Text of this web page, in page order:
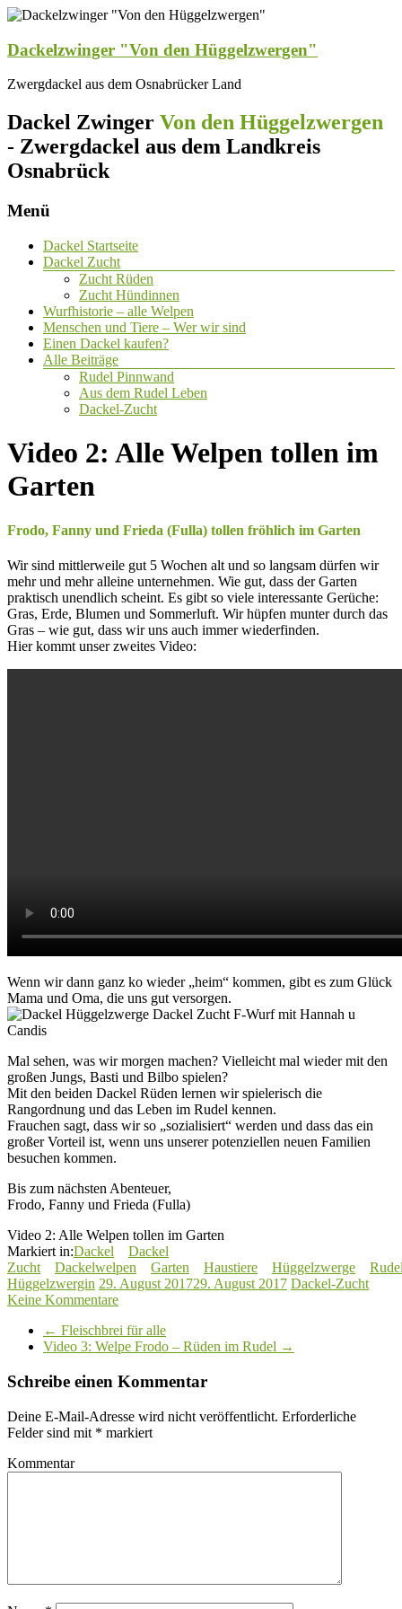
Dackelzwinger "Von den Hüggelzwergen"
Zwergdackel aus dem Osnabrücker Land
Dackel Zwinger Von den Hüggelzwergen
- Zwergdackel aus dem Landkreis
Osnabrück
Menü
Dackel Startseite
Dackel Zucht
Zucht Rüden
Zucht Hündinnen
Wurfhistorie – alle Welpen
Menschen und Tiere – Wer wir sind
Einen Dackel kaufen?
Alle Beiträge
Rudel Pinnwand
Aus dem Rudel Leben
Dackel-Zucht
Video 2: Alle Welpen tollen im
Garten
Frodo, Fanny und Frieda (Fulla) tollen fröhlich im Garten
Wir sind mittlerweile gut 5 Wochen alt und so langsam dürfen wir
mehr und mehr alleine unternehmen. Wie gut, dass der Garten
praktisch unendlich scheint. Es gibt so viele interessante Gerüche:
Gras, Erde, Blumen und Sommerluft. Wir hüpfen munter durch das
Gras – wie gut, dass wir uns auch immer wiederfinden.
Hier kommt unser zweites Video:
Wenn wir dann ganz ko wieder „heim“ kommen, gibt es zum Glück
Mama und Oma, die uns gut versorgen.
Mal sehen, was wir morgen machen? Vielleicht mal wieder mit den
großen Jungs, Basti und Bilbo spielen?
Mit den beiden Dackel Rüden lernen wir spielerisch die
Rangordnung und das Leben im Rudel kennen.
Frauchen sagt, dass wir so „sozialisiert“ werden und dass das ein
großer Vorteil ist, wenn uns unserer potenziellen neuen Familien
besuchen kommen.
Bis zum nächsten Abenteuer,
Frodo, Fanny und Frieda (Fulla)
Video 2: Alle Welpen tollen im Garten
Markiert in:Dackel
Dackel
Zucht
Dackelwelpen Garten Haustiere Hüggelzwerge
Hüggelzwergin 29. August 201729. August 2017 Dackel-Zucht
Keine Kommentare
← Fleischbrei für alle
Video 3: Welpe Frodo – Rüden im Rudel →
Schreibe einen Kommentar
Deine E-Mail-Adresse wird nicht veröffentlicht. Erforderliche
Felder sind mit * markiert
Kommentar